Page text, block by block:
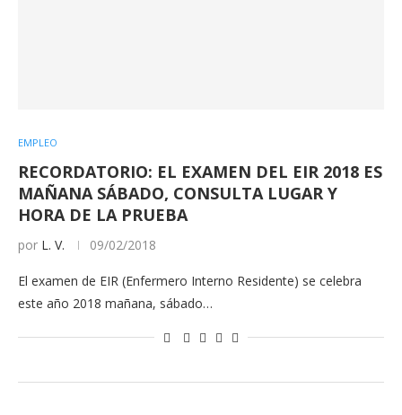
EMPLEO
RECORDATORIO: EL EXAMEN DEL EIR 2018 ES
MAÑANA SÁBADO, CONSULTA LUGAR Y
HORA DE LA PRUEBA
por L. V. 09/02/2018
El examen de EIR (Enfermero Interno Residente) se celebra
este año 2018 mañana, sábado…